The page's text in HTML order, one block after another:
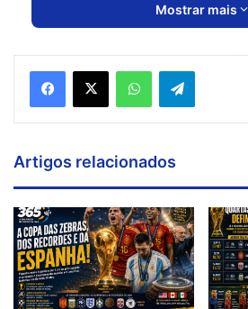
Mostrar mais
Artigos relacionados